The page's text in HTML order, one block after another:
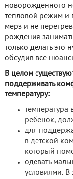
новорожденного
тепловой режим и
мерз и не
рождения
только делать это
обсудив все
В целом
поддерживать
температуру:
температура
ребенок,
для
в детской
который
одевать
условиями. В